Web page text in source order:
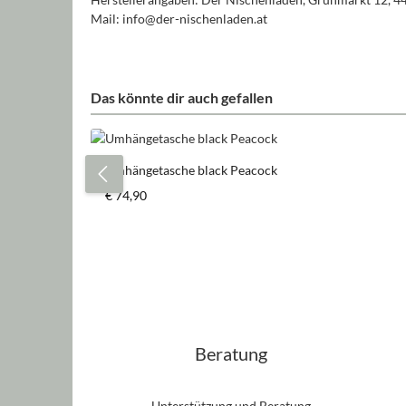
Mail: info@der-nischenladen.at
Das könnte dir auch gefallen
Produktgalerie überspringen
Umhängetasche black Peacock
Regulärer Preis:
€ 74,90
Beratung